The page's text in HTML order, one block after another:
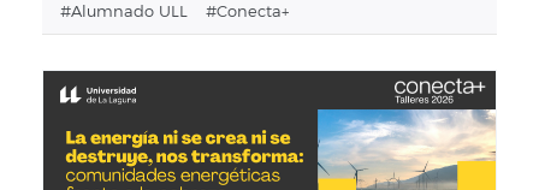
#alumnado ULL #conecta+